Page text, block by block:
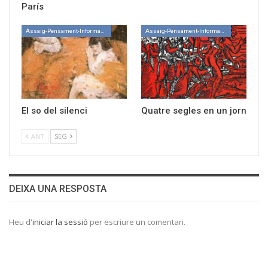
París
El so del silenci Quatre segles en un jorn
ANT SEG
DEIXA UNA RESPOSTA
Heu d'iniciar la sessió per escriure un comentari.